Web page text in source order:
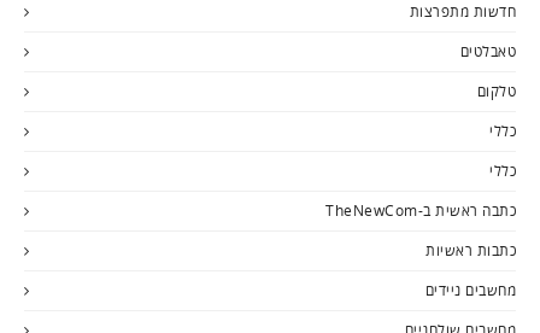
חדשות מתפרצות
טאבלטים
טלקום
כללי
כללי
כתבה ראשית ב-TheNewCom
כתבות ראשיות
מחשבים ניידים